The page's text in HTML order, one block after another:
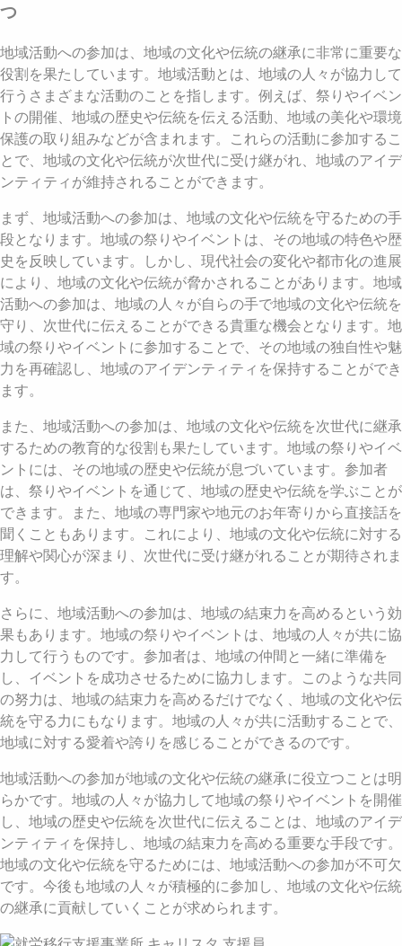
つ
地域活動への参加は、地域の文化や伝統の継承に非常に重要な
役割を果たしています。地域活動とは、地域の人々が協力して
行うさまざまな活動のことを指します。例えば、祭りやイベン
トの開催、地域の歴史や伝統を伝える活動、地域の美化や環境
保護の取り組みなどが含まれます。これらの活動に参加するこ
とで、地域の文化や伝統が次世代に受け継がれ、地域のアイデ
ンティティが維持されることができます。
まず、地域活動への参加は、地域の文化や伝統を守るための手
段となります。地域の祭りやイベントは、その地域の特色や歴
史を反映しています。しかし、現代社会の変化や都市化の進展
により、地域の文化や伝統が脅かされることがあります。地域
活動への参加は、地域の人々が自らの手で地域の文化や伝統を
守り、次世代に伝えることができる貴重な機会となります。地
域の祭りやイベントに参加することで、その地域の独自性や魅
力を再確認し、地域のアイデンティティを保持することができ
ます。
また、地域活動への参加は、地域の文化や伝統を次世代に継承
するための教育的な役割も果たしています。地域の祭りやイベ
ントには、その地域の歴史や伝統が息づいています。参加者
は、祭りやイベントを通じて、地域の歴史や伝統を学ぶことが
できます。また、地域の専門家や地元のお年寄りから直接話を
聞くこともあります。これにより、地域の文化や伝統に対する
理解や関心が深まり、次世代に受け継がれることが期待されま
す。
さらに、地域活動への参加は、地域の結束力を高めるという効
果もあります。地域の祭りやイベントは、地域の人々が共に協
力して行うものです。参加者は、地域の仲間と一緒に準備を
し、イベントを成功させるために協力します。このような共同
の努力は、地域の結束力を高めるだけでなく、地域の文化や伝
統を守る力にもなります。地域の人々が共に活動することで、
地域に対する愛着や誇りを感じることができるのです。
地域活動への参加が地域の文化や伝統の継承に役立つことは明
らかです。地域の人々が協力して地域の祭りやイベントを開催
し、地域の歴史や伝統を次世代に伝えることは、地域のアイデ
ンティティを保持し、地域の結束力を高める重要な手段です。
地域の文化や伝統を守るためには、地域活動への参加が不可欠
です。今後も地域の人々が積極的に参加し、地域の文化や伝統
の継承に貢献していくことが求められます。